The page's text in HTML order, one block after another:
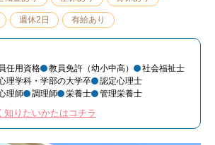
週休2日 有給あり
任用資格 教員免許（幼小中高）
社会福祉士
理学科・学部の大学卒
認定心理士
理師 調理師 栄養士 管理栄養士
知りたいかたはコチラ